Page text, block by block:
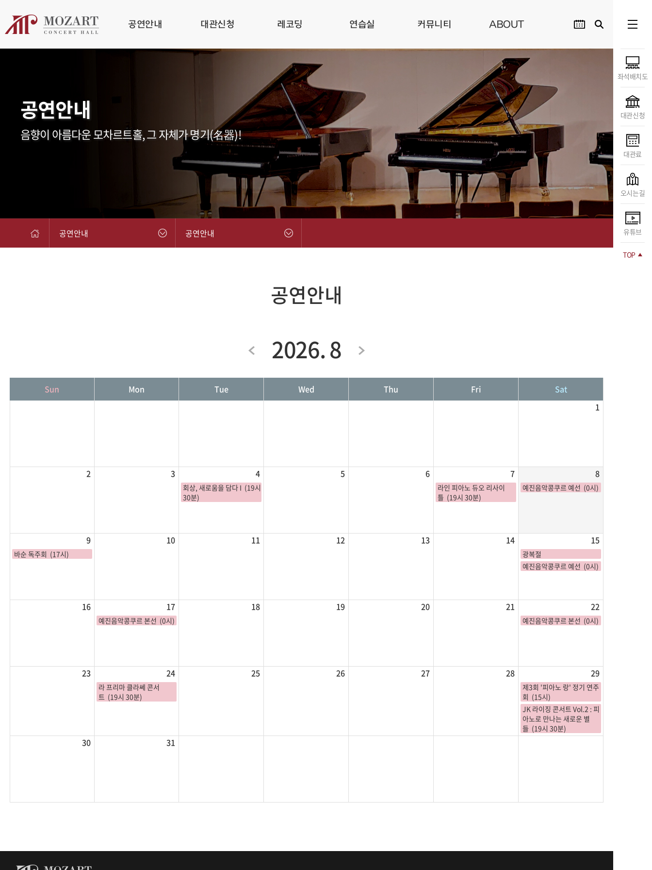
공연안내 대관신청 레코딩 연습실 커뮤니티 ABOUT
좌석배치도
대관신청
대관료
오시는길
유튜브
TOP
공연안내
음향이 아름다운 모차르트홀, 그 자체가 명기(名器)!
공연안내 공연안내
공연안내
2026. 8
Sun Mon Tue Wed Thu Fri
Sat
1
2 3 4
회상, 새로움을 담다 I (19시
30분)
5 6 7
라인 피아노 듀오 리사이
틀 (19시 30분)
8
예진음악콩쿠르 예선 (0시)
9
바순 독주회 (17시)
10 11 12 13 14 15
광복절
예진음악콩쿠르 예선 (0시)
16 17
예진음악콩쿠르 본선 (0시)
18 19 20 21 22
예진음악콩쿠르 본선 (0시)
23 24
라 프리마 클라쎄 콘서
트 (19시 30분)
25 26 27 28 29
제3회 '피아노 랑' 정기 연주
회 (15시)
JK 라이징 콘서트 Vol.2 : 피
아노로 만나는 새로운 별
들 (19시 30분)
30 31